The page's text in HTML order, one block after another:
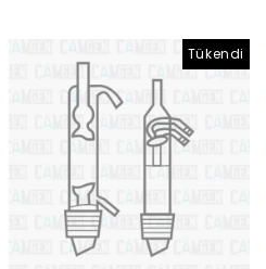
Tükendi